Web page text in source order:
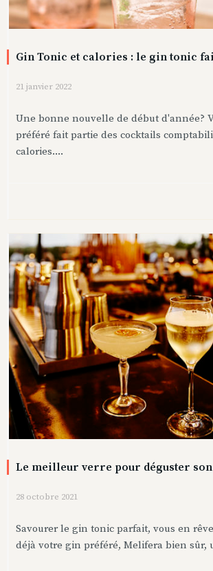
Gin Tonic et calories : le gin tonic
21 janvier 2022
Une bonne nouvelle de début d'année?
préféré fait partie des cocktails
calories....
Le meilleur verre pour déguster
28 octobre 2021
Savourer le gin tonic parfait, vous en
déjà votre gin préféré, Melifera bien sûr,